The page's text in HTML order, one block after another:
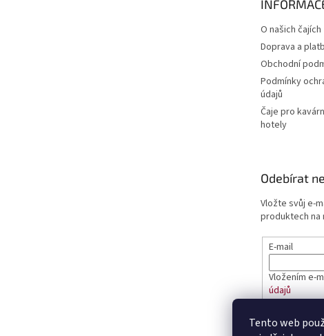
Tento web
O našich čajích
Doprava a
Obchodní
Podmínky
údajů
Čaje pro
hotely
Odebírat
Vložte svůj e-
produktech na
E-mail
Vložením e-
údajů